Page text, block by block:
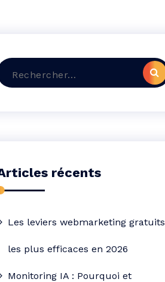
récents
Les leviers webmarketing gratuits
les plus efficaces en 2026
Monitoring IA : Pourquoi et